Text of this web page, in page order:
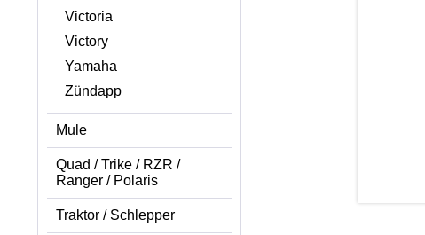
Victoria
Victory
Yamaha
Zündapp
Mule
Quad / Trike / RZR /
Ranger / Polaris
Traktor / Schlepper